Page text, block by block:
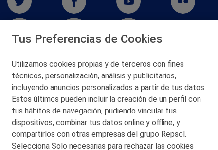
San Martín 5-Edificio Muñatones,
48550 Muskiz (Bizkaia)
Telf. 946 357 000
© 2026 Petronor S.A.
Tus Preferencias de Cookies
Utilizamos cookies propias y de terceros con fines
técnicos, personalización, análisis y publicitarios,
incluyendo anuncios personalizados a partir de tus datos.
Estos últimos pueden incluir la creación de un perfil con
tus hábitos de navegación, pudiendo vincular tus
dispositivos, combinar tus datos online y offline, y
compartirlos con otras empresas del grupo Repsol.
Selecciona Solo necesarias para rechazar las cookies